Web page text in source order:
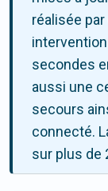
réalisée
secondes
aussi une
secours
connecté.
sur plus de